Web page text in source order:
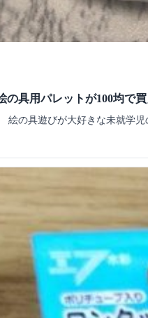
の具用パレットが100均で
絵の具遊びが大好きな未就学